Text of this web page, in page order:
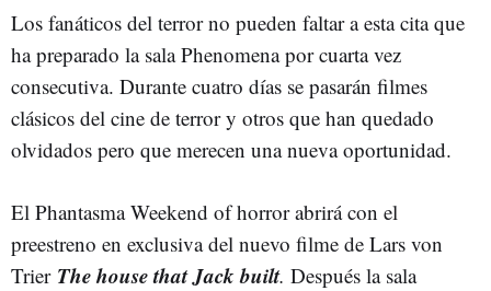
Los fanáticos del terror no pueden faltar a esta cita que
ha preparado la sala Phenomena por cuarta vez
consecutiva. Durante cuatro días se pasarán filmes
clásicos del cine de terror y otros que han quedado
olvidados pero que merecen una nueva oportunidad.
El Phantasma Weekend of horror abrirá con el
preestreno en exclusiva del nuevo filme de Lars von
Trier The house that Jack built. Después la sala